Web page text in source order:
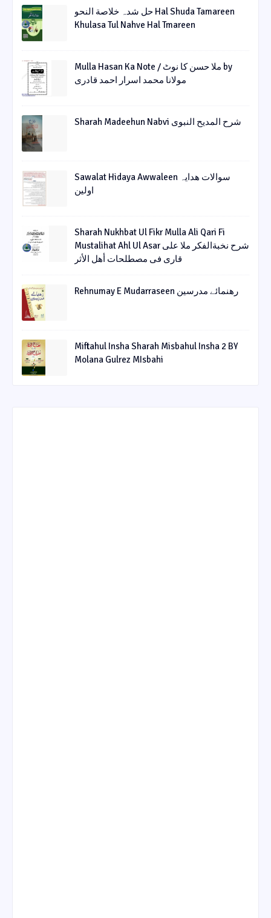
حل شدہ خلاصة النحو Hal Shuda Tamareen
Khulasa Tul Nahve Hal Tmareen
Mulla Hasan Ka Note / ملا حسن کا نوٹ by
مولانا محمد اسرار احمد قادری
Sharah Madeehun Nabvi شرح المدیح النبوی
Sawalat Hidaya Awwaleen سوالات ھدایہ
اولین
Sharah Nukhbat Ul Fikr Mulla Ali Qari Fi
Mustalihat Ahl Ul Asar شرح نخبةالفکر ملا علی
قاری فی مصطلحات أھل الأثر
Rehnumay E Mudarraseen رهنمائے مدرسین
Miftahul Insha Sharah Misbahul Insha 2 BY
Molana Gulrez MIsbahi